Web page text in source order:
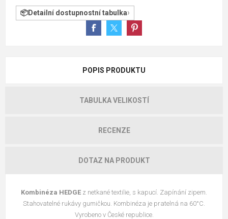
Detailní dostupnostní tabulka
POPIS PRODUKTU
TABULKA VELIKOSTÍ
RECENZE
DOTAZ NA PRODUKT
Kombinéza HEDGE z netkané textilie, s kapucí. Zapínání zipem.
Stahovatelné rukávy gumičkou. Kombinéza je pratelná na 60°C.
Vyrobeno v České republice.